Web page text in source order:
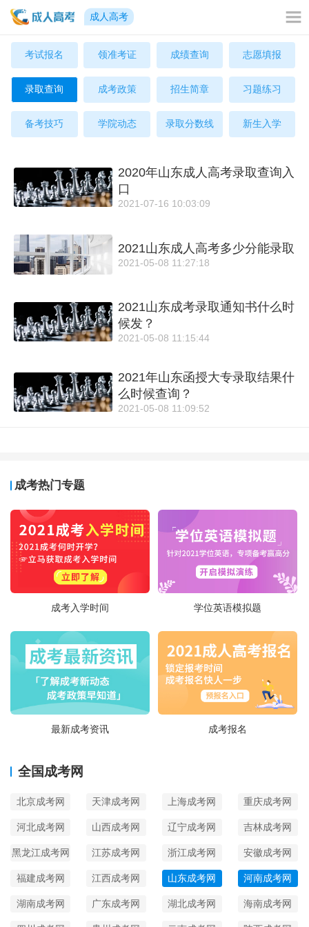
成人高考
考试报名 领准考证 成绩查询 志愿填报
录取查询 成考政策 招生简章 习题练习
备考技巧 学院动态 录取分数线 新生入学
2020年山东成人高考录取查询入
口
2021-07-16 10:03:09
2021山东成人高考多少分能录取
2021-05-08 11:27:18
2021山东成考录取通知书什么时
候发？
2021-05-08 11:15:44
2021年山东函授大专录取结果什
么时候查询？
2021-05-08 11:09:52
成考热门专题
成考入学时间 学位英语模拟题
最新成考资讯 成考报名
全国成考网
北京成考网 天津成考网 上海成考网 重庆成考网
河北成考网 山西成考网 辽宁成考网 吉林成考网
黑龙江成考网 江苏成考网 浙江成考网 安徽成考网
福建成考网 江西成考网 山东成考网 河南成考网
湖南成考网 广东成考网 湖北成考网 海南成考网